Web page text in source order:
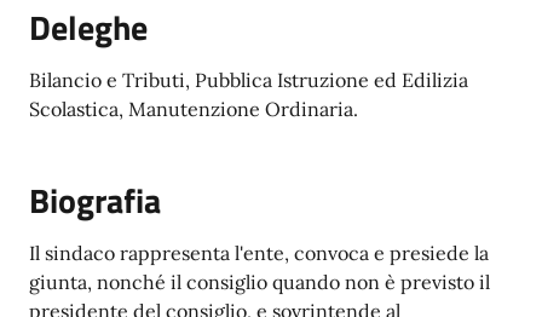
Deleghe
Bilancio e Tributi, Pubblica Istruzione ed Edilizia
Scolastica, Manutenzione Ordinaria.
Biografia
Il sindaco rappresenta l'ente, convoca e presiede la
giunta, nonché il consiglio quando non è previsto il
presidente del consiglio, e sovrintende al